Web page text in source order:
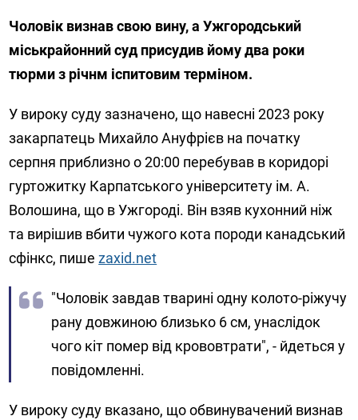
Чоловік визнав свою вину, а Ужгородський
міськрайонний суд присудив йому два роки
тюрми з річнм іспитовим терміном.
У вироку суду зазначено, що навесні 2023 року
закарпатець Михайло Ануфрієв на початку
серпня приблизно о 20:00 перебував в коридорі
гуртожитку Карпатського університету ім. А.
Волошина, що в Ужгороді. Він взяв кухонний ніж
та вирішив вбити чужого кота породи канадський
сфінкс, пишеzaxid.net
"Чоловік завдав тварині одну колото-ріжучу
рану довжиною близько 6 см, унаслідок
чого кіт помер від крововтрати", - йдеться у
повідомленні.
У вироку суду вказано, що обвинувачений визнав